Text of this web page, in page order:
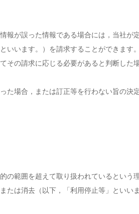
報が誤った情報である場合には，当社が
いいます。）を請求することができます。
その請求に応じる必要があると判断した
た場合，または訂正等を行わない旨の決
の範囲を超えて取り扱われているという
たは消去（以下，「利用停止等」といい